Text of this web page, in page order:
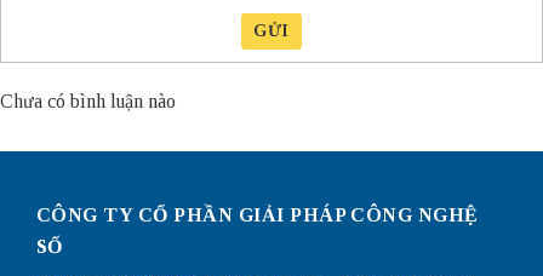
GỬI
Chưa có bình luận nào
CÔNG TY CỔ PHẦN GIẢI PHÁP CÔNG NGHỆ
SỐ